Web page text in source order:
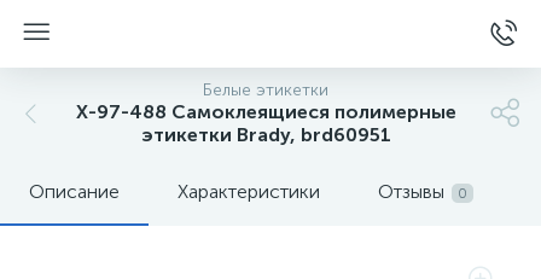
Белые этикетки
X-97-488 Самоклеящиеся полимерные
этикетки Brady, brd60951
Описание Характеристики Отзывы 0